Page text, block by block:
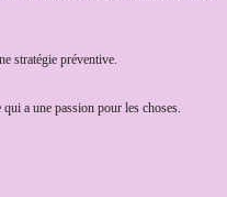
stratégie préventive.
a une passion pour les choses.